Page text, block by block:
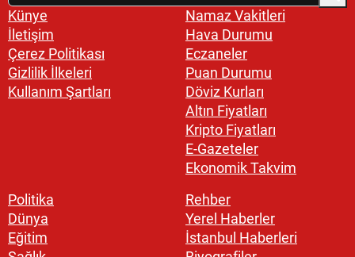
Künye
İletişim
Çerez Politikası
Gizlilik İlkeleri
Kullanım Şartları
Namaz Vakitleri
Hava Durumu
Eczaneler
Puan Durumu
Döviz Kurları
Altın Fiyatları
Kripto Fiyatları
E-Gazeteler
Ekonomik Takvim
Politika
Dünya
Eğitim
Rehber
Yerel Haberler
İstanbul Haberleri